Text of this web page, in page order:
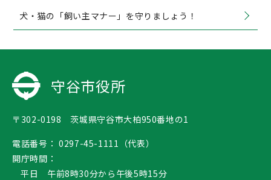
犬・猫の「飼い主マナー」を守りましょう！
守谷市役所
〒302-0198 茨城県守谷市大柏950番地の1
電話番号： 0297-45-1111（代表）
開庁時間：
平日 午前8時30分から午後5時15分